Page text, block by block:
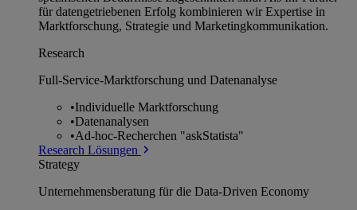
für datengetriebenen Erfolg kombinieren wir Expertise in
Marktforschung, Strategie und Marketingkommunikation.
Research
Full-Service-Marktforschung und Datenanalyse
•Individuelle Marktforschung
•Datenanalysen
•Ad-hoc-Recherchen "askStatista"
Research Lösungen
Strategy
Unternehmens­beratung für die Data-Driven Economy